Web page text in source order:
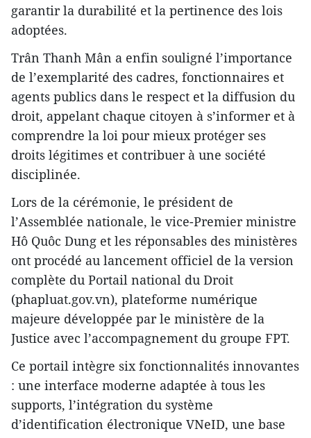
garantir la durabilité et la pertinence des lois
adoptées.
Trân Thanh Mân a enfin souligné l’importance
de l’exemplarité des cadres, fonctionnaires et
agents publics dans le respect et la diffusion du
droit, appelant chaque citoyen à s’informer et à
comprendre la loi pour mieux protéger ses
droits légitimes et contribuer à une société
disciplinée.
Lors de la cérémonie, le président de
l’Assemblée nationale, le vice-Premier ministre
Hô Quôc Dung et les réponsables des ministères
ont procédé au lancement officiel de la version
complète du Portail national du Droit
(phapluat.gov.vn), plateforme numérique
majeure développée par le ministère de la
Justice avec l’accompagnement du groupe FPT.
Ce portail intègre six fonctionnalités innovantes
: une interface moderne adaptée à tous les
supports, l’intégration du système
d’identification électronique VNeID, une base